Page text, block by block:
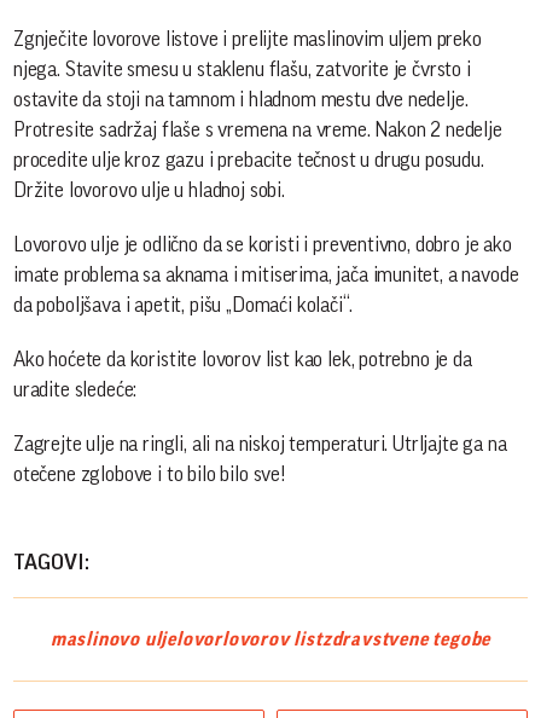
Zgnječite lovorove listove i prelijte maslinovim uljem preko
njega. Stavite smesu u staklenu flašu, zatvorite je čvrsto i
ostavite da stoji na tamnom i hladnom mestu dve nedelje.
Protresite sadržaj flaše s vremena na vreme. Nakon 2 nedelje
procedite ulje kroz gazu i prebacite tečnost u drugu posudu.
Držite lovorovo ulje u hladnoj sobi.
Lovorovo ulje je odlično da se koristi i preventivno, dobro je ako
imate problema sa aknama i mitiserima, jača imunitet, a navode
da poboljšava i apetit, pišu „Domaći kolači“.
Ako hoćete da koristite lovorov list kao lek, potrebno je da
uradite sledeće:
Zagrejte ulje na ringli, ali na niskoj temperaturi. Utrljajte ga na
otečene zglobove i to bilo bilo sve!
TAGOVI:
maslinovo uljelovorlovorov listzdravstvene tegobe